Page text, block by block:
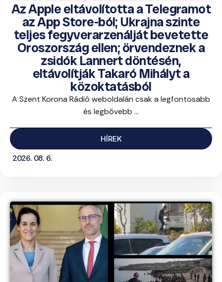
Az Apple eltávolította a Telegramot
az App Store-ból; Ukrajna szinte
teljes fegyverarzenálját bevetette
Oroszország ellen; örvendeznek a
zsidók Lannert döntésén,
eltávolítják Takaró Mihályt a
közoktatásból
A Szent Korona Rádió weboldalán csak a legfontosabb
és legbővebb ...
HÍREK
2026. 08. 6.